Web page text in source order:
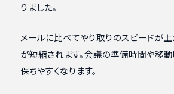
りました。
メールに比べてやり取りのスピードが
が短縮されます。会議の準備時間や移
保ちやすくなります。